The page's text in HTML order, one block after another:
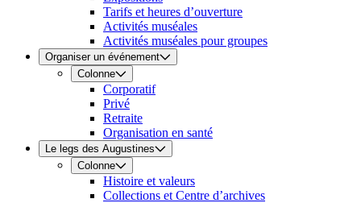
Tarifs et heures d’ouverture
Activités muséales
Activités muséales pour groupes
Organiser un événement
Colonne
Corporatif
Privé
Retraite
Organisation en santé
Le legs des Augustines
Colonne
Histoire et valeurs
Collections et Centre d’archives